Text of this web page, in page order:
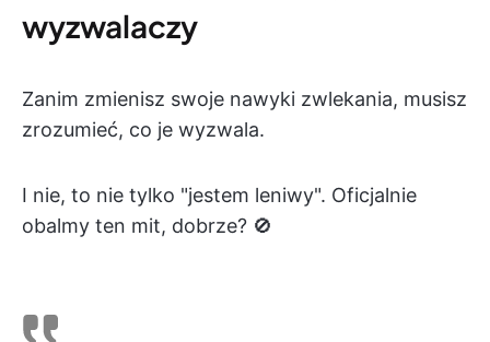
wyzwalaczy
Zanim zmienisz swoje nawyki zwlekania, musisz
zrozumieć, co je wyzwala.
I nie, to nie tylko "jestem leniwy". Oficjalnie
obalmy ten mit, dobrze? 🚫